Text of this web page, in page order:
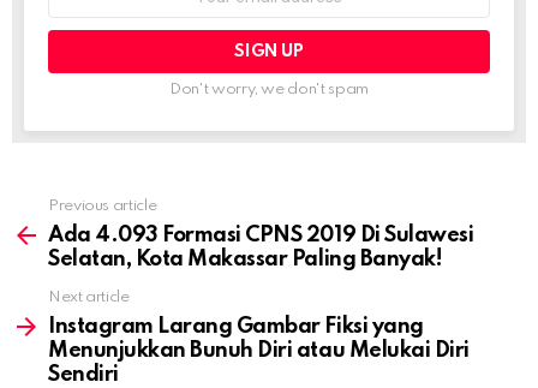
Don't worry, we don't spam
more
Previous article
Ada 4.093 Formasi CPNS 2019 Di Sulawesi
Selatan, Kota Makassar Paling Banyak!
Next article
Instagram Larang Gambar Fiksi yang
Menunjukkan Bunuh Diri atau Melukai Diri
Sendiri